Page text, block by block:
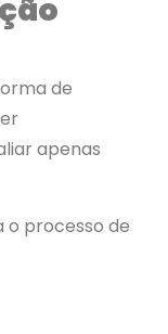
de
apenas
processo de